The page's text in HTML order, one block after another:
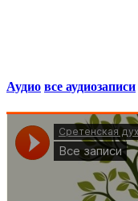
Аудио все аудиозаписи